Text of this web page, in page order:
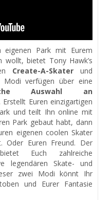
eigenen Park mit Eurem
wollt, bietet Tony Hawk’s
Create-A-Skaterund
Modi verfügen über eine
Auswahl an
. Erstellt Euren einzigartigen
und teilt Ihn online mit
Park gebaut habt, dann
eigenen coolen Skater
Oder Euren Freund. Der
Euch zahlreiche
legendären Skate- und
zwei Modi könnt Ihr
und Eurer Fantasie